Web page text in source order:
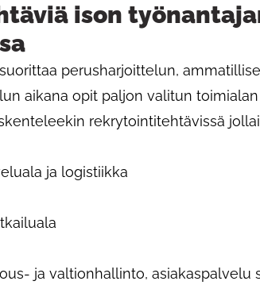
ison
perusharjoittelun,
aikana opit paljon valitun toimialan
rekrytointitehtävissä
ja logistiikka
ja valtionhallinto, asiakaspalvelu